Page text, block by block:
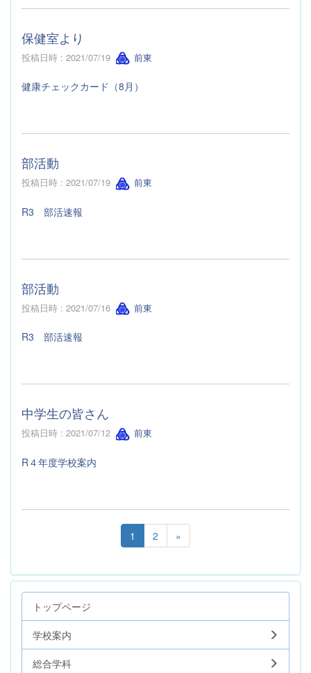
保健室より
投稿日時 : 2021/07/19 前東
健康チェックカード（8月）
部活動
投稿日時 : 2021/07/19 前東
R3 部活速報
部活動
投稿日時 : 2021/07/16 前東
R3 部活速報
中学生の皆さん
投稿日時 : 2021/07/12 前東
R４年度学校案内
1 2 »
トップページ
学校案内
総合学科